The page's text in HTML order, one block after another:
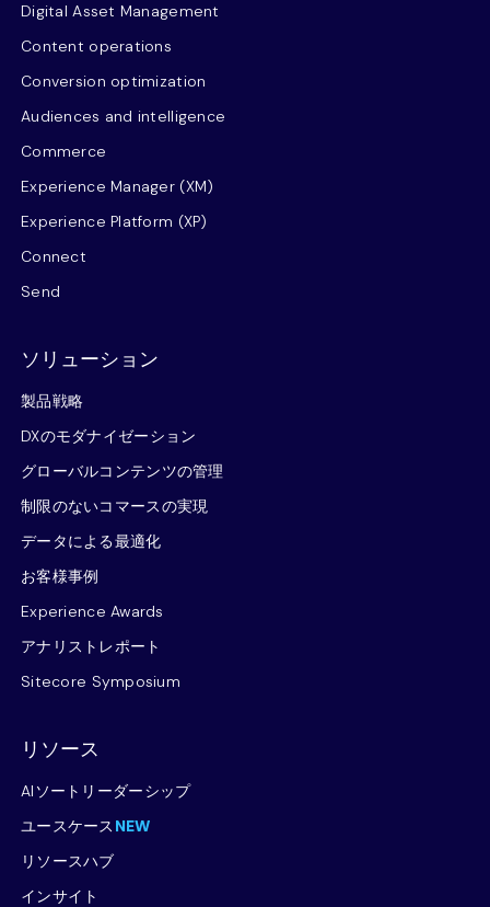
Digital Asset Management
Content operations
Conversion optimization
Audiences and intelligence
Commerce
Experience Manager (XM)
Experience Platform (XP)
Connect
Send
ソリューション
製品戦略
DXのモダナイゼーション
グローバルコンテンツの管理
制限のないコマースの実現
データによる最適化
お客様事例
Experience Awards
アナリストレポート
Sitecore Symposium
リソース
AIソートリーダーシップ
ユースケース NEW
リソースハブ
インサイト